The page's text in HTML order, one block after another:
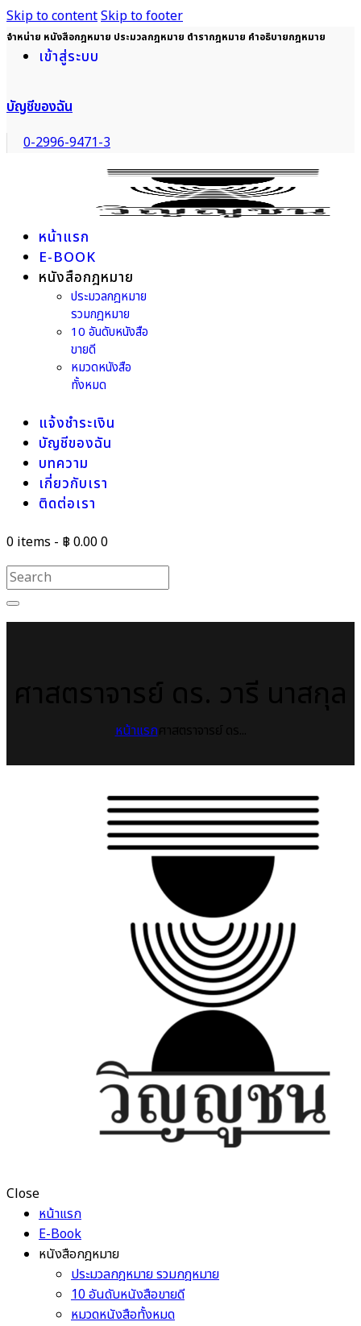
Skip to contentSkip to footer
จำหน่าย หนังสือกฎหมาย ประมวลกฎหมาย ตำรากฎหมาย คำอธิบายกฎหมาย
เข้าสู่ระบบ
บัญชีของฉัน
0-2996-9471-3
หน้าแรก
E-BOOK
หนังสือกฎหมาย
ประมวลกฎหมาย
รวมกฎหมาย
10 อันดับหนังสือ
ขายดี
หมวดหนังสือ
ทั้งหมด
แจ้งชำระเงิน
บัญชีของฉัน
บทความ
เกี่ยวกับเรา
ติดต่อเรา
0 items - ฿ 0.000
หน้าแรกศาสตราจารย์ ดร...
Close
หน้าแรก
E-Book
หนังสือกฎหมาย
ประมวลกฎหมาย รวมกฎหมาย
10 อันดับหนังสือขายดี
หมวดหนังสือทั้งหมด